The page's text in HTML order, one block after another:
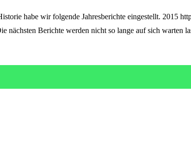
habe wir folgende Jahresberichte eingestellt. 2015
nächsten Berichte werden nicht so lange auf sich warten